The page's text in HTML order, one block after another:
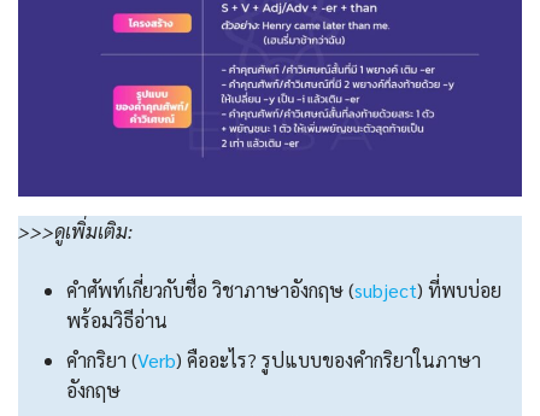
>>>ดูเพิ่มเติม:
คำศัพท์เกี่ยวกับชื่อ วิชาภาษาอังกฤษ (subject) ที่พบบ่อย
พร้อมวิธีอ่าน
คำกริยา (Verb) คืออะไร? รูปแบบของคำกริยาในภาษา
อังกฤษ